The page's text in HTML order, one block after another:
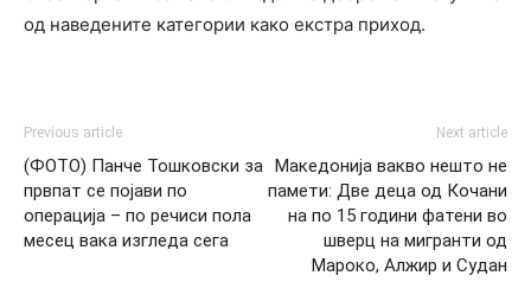
од наведените категории како екстра приход.
Previous article
(ФОТО) Панче Тошковски за
првпат се појави по
операција – по речиси пола
месец вака изгледа сега
Next article
Македонија вакво нешто не
памети: Две деца од Кочани
на по 15 години фатени во
шверц на мигранти од
Мароко, Алжир и Судан